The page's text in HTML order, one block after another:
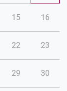
15 16
22 23
29 30